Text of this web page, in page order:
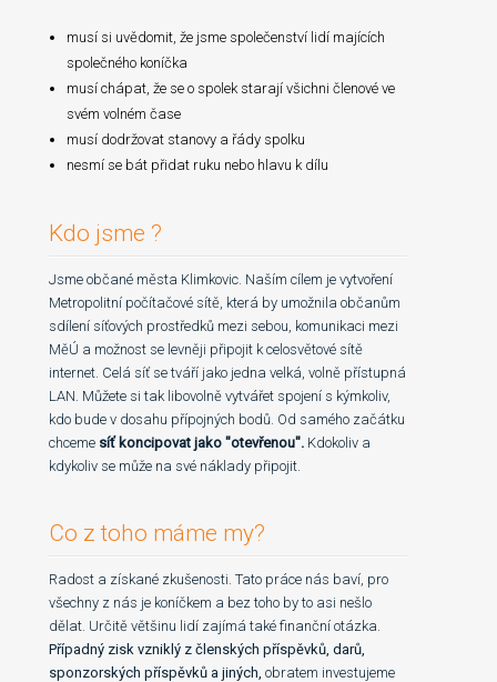
musí si uvědomit, že jsme společenství lidí majících
společného koníčka
musí chápat, že se o spolek starají všichni členové ve
svém volném čase
musí dodržovat stanovy a řády spolku
nesmí se bát přidat ruku nebo hlavu k dílu
Kdo jsme ?
Jsme občané města Klimkovic. Naším cílem je vytvoření
Metropolitní počítačové sítě, která by umožnila občanům
sdílení síťových prostředků mezi sebou, komunikaci mezi
MěÚ a možnost se levněji připojit k celosvětové sítě
internet. Celá síť se tváří jako jedna velká, volně přístupná
LAN. Můžete si tak libovolně vytvářet spojení s kýmkoliv,
kdo bude v dosahu přípojných bodů. Od samého začátku
chceme síť koncipovat jako "otevřenou". Kdokoliv a
kdykoliv se může na své náklady připojit.
Co z toho máme my?
Radost a získané zkušenosti. Tato práce nás baví, pro
všechny z nás je koníčkem a bez toho by to asi nešlo
dělat. Určitě většinu lidí zajímá také finanční otázka.
Případný zisk vzniklý z členských příspěvků, darů,
sponzorských příspěvků a jiných, obratem investujeme